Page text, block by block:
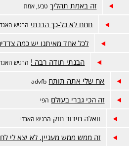
זה באמת תהליך טבע, אמת
חחח לא כל-כך הבנתי הרגיש
לכל אחד מאיתנו יש כמה
הבנתי תודה רבה ! הרגיש
אח שלי אתה תותח advfb
זה הכי גברי בעולם הפי
וואלה חידוד חזק הרגיש האגדי
זה ממש ממש מעניין. לא יצא לי